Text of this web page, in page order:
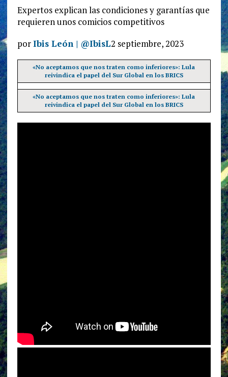
Expertos explican las condiciones y garantías que
requieren unos comicios competitivos
porIbis León | @IbisL2 septiembre, 2023
«No aceptamos que nos traten como inferiores»: Lula
reivindica el papel del Sur Global en los BRICS
«No aceptamos que nos traten como inferiores»: Lula
reivindica el papel del Sur Global en los BRICS